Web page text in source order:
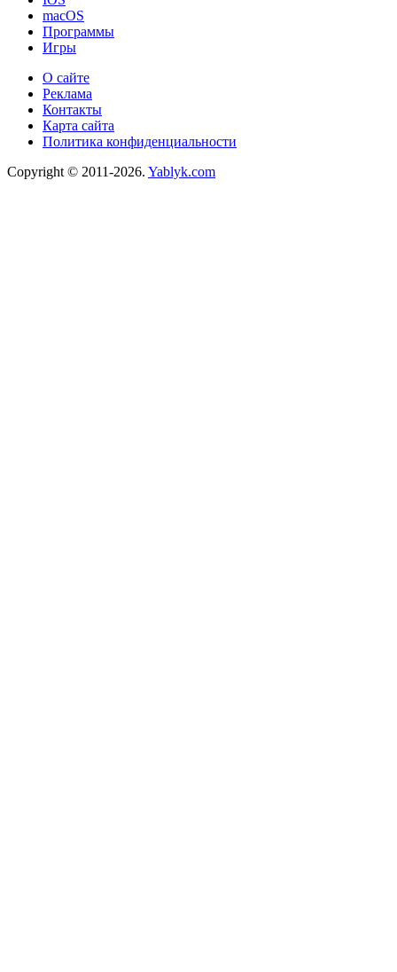
macOS
Программы
Игры
О сайте
Реклама
Контакты
Карта сайта
Политика конфиденциальности
Copyright © 2011-2026. Yablyk.сom